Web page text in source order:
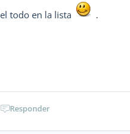
todo en la lista
.
Responder